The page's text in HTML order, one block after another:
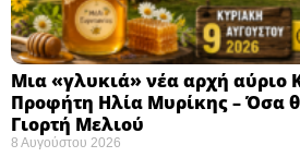
Μια «γλυκιά» νέα αρχή αύριο
Προφήτη Ηλία Μυρίκης – Όσα
Γιορτή Μελιού
8 Αυγούστου 2026